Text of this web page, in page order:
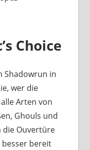
Choice
Shadowrun in
wer die
Arten von
Ghouls und
die Ouvertüre
bereit